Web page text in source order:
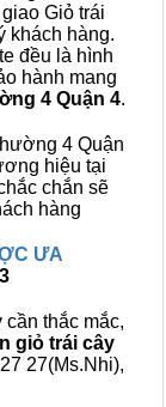
Giỏ trái
khách hàng.
đều là hình
hành mang
4 Quận 4.
4 Quận
hiệu tại
chắn sẽ
hàng
ƯA
cần thắc mắc,
giỏ trái cây
27(Ms.Nhi),